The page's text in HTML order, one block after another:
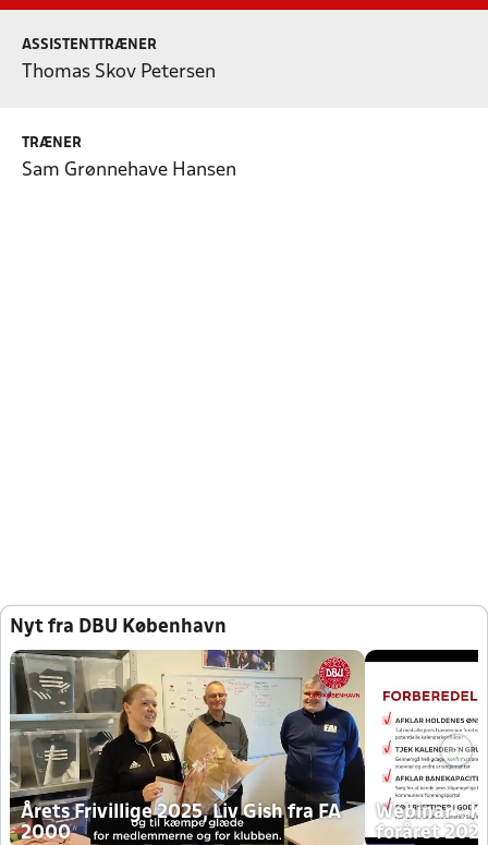
ASSISTENTTRÆNER
Thomas Skov Petersen
TRÆNER
Sam Grønnehave Hansen
Nyt fra DBU København
Årets Frivillige 2025, Liv Gish fra FA
2000
Webinar -
foråret